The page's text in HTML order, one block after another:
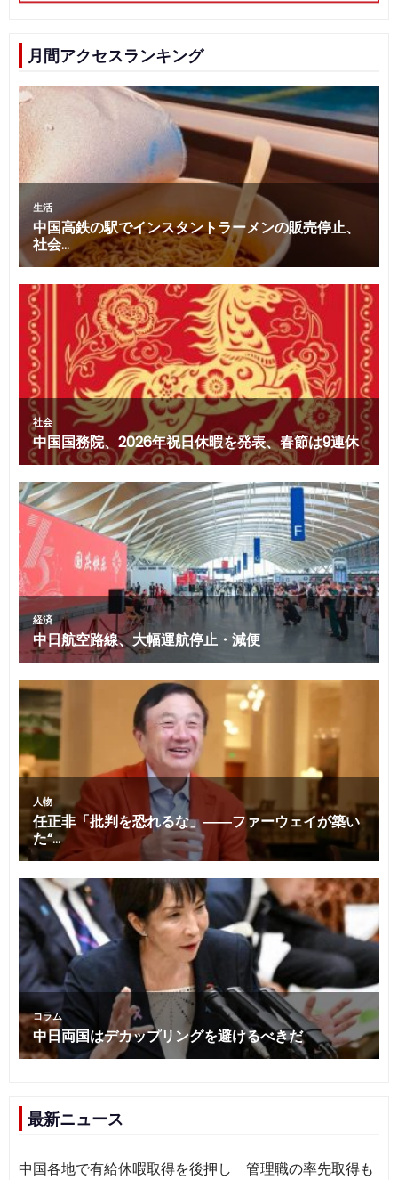
月間アクセスランキング
最新ニュース
中国各地で有給休暇取得を後押し 管理職の率先取得も